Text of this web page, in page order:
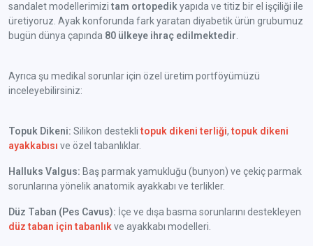
sandalet modellerimizi tam ortopedikyapıda ve titiz bir el işçiliği ile
üretiyoruz. Ayak konforunda fark yaratan diyabetik ürün grubumuz
bugün dünya çapında 80 ülkeye ihraç edilmektedir.
Ayrıca şu medikal sorunlar için özel üretim portföyümüzü
inceleyebilirsiniz:
Topuk Dikeni: Silikon desteklitopuk dikeni terliği,topuk dikeni
ayakkabısı ve özel tabanlıklar.
Halluks Valgus: Baş parmak yamukluğu (bunyon) ve çekiç parmak
sorunlarına yönelik anatomik ayakkabı ve terlikler.
Düz Taban (Pes Cavus): İçe ve dışa basma sorunlarını destekleyen
düz taban için tabanlıkve ayakkabı modelleri.